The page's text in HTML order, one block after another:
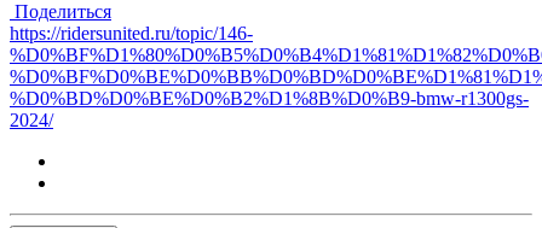
Поделиться
https://ridersunited.ru/topic/146-
%D0%BD%D0%BE%D0%B2%D1%8B%D0%B9-bmw-r1300gs-
2024/